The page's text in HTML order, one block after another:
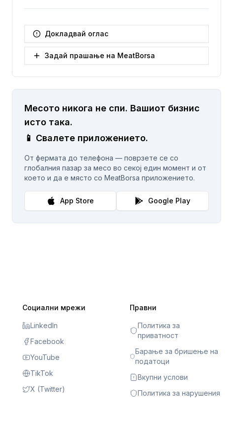
Докладвай оглас
Задай прашање на MeatBorsa
Месото никога не спи. Вашиот бизнис
исто така.
📱 Свалете приложението.
От фермата до телефона — поврзете се со
глобалния пазар за месо во секој един момент и от
което и да е място со MeatBorsa приложението.
App Store Google Play
Социални мрежи
LinkedIn
Facebook
YouTube
TikTok
X (Twitter)
Правни
Политика за
приватност
Барање за бришење на
податоци
Вкупни услови
Политика за нарушения